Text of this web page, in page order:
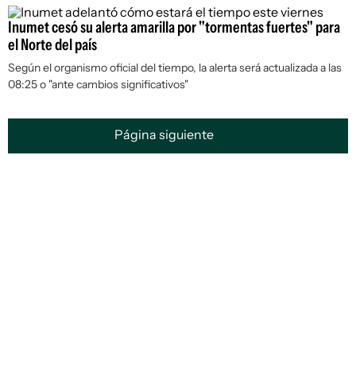
Inumet cesó su alerta amarilla por "tormentas fuertes" para
el Norte del país
Según el organismo oficial del tiempo, la alerta será actualizada a las
08:25 o "ante cambios significativos"
Página siguiente